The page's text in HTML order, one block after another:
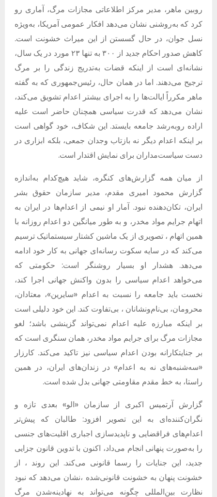
روبین ماهر، مدیر مرکز اطلاعاتی مجازات مرگ، آماری رو
کرد که به‌روشنی نشان می‌دهد افکار عمومی آمریکا، به‌ویژه
نسل جوان، در حال گسستن از این میراث خشونت است.
کاهش صدور احکام جدید از ۳۰۰ به تنها ۲۳ مورد در یک سال،
نشانه‌ای است از اینکه قضات به‌تدریج زندگی را بر مرگ
ترجیح می‌دهند.
اما در همان حال، رئیس‌جمهوری که به گفته
ماهر مکرراً ایالت‌ها را به اجرای بیشتر اعدام تشویق می‌کند،
نشان می‌دهد که قدرت سیاسی همچنان حاضر است علیه
اراده روبه‌رشد جامعه بایستد.
این شکاف، خود گواهی است
بر اینکه اعدام دیگر نه بازتاب وجدان جمعی، بلکه ابزاری در
دست سیاست‌مداران برای نمایش اقتدار است.
از میان همه گزارش‌های کنگره، شاید هیچ‌کدام به‌اندازه
گزارش محمود امیری مقدم، مدیر سازمان حقوق بشر
ایران، تکان‌دهنده نبود.
آمار او نیمی از اعدام‌ها در ایران به
اتهام جرایم مواد مخدر، و به طور میانگین دو اعدام روزانه با
همین اتهام ، تصویری از یک ماشین کشتار سیستماتیک ترسیم
می‌کند که در سایه سکوت رسانه‌ای جهانی به کار خود ادامه
می‌دهد. هشدار او بسیار روشنگر است: حکومتی که
می‌خواهد اعدام سیاسی را بدون واکنش جهانی اجرا کند،
نخست باید جامعه را نسبت به اعدام «سایرین»، معتادان،
محرومان، بی‌نام‌ونشانان ، بی‌تفاوت کند. این خود دلیلی است
بر اینکه مبارزه علیه اعدام نمی‌تواند گزینشی باشد؛ لغو
مجازات مرگ برای جرایم مواد مخدر، همان سنگری است که
بر جنایتکارانه بودن اعدام سیاسی نیز تاکید می‌کند. کارزار
«سه‌شنبه‌های نه به اعدام» در زندان‌های ایران، در همین
راستا، به خط مقدم مقاومتی جهانی بدل شده است.
گزارش آرتمیس اکبری از سازمان « الو» بعدی تازه و
نگران‌کننده‌ای به این تصویر افزود: طالبان که پیش‌تر
اعدام‌های فراقضایی و ناپدیدسازی اجباری اقلیت‌های جنسی
را به‌صورت پنهانی انجام می‌داد، اکنون با تدوین قانون جزایی
جدید، این جنایات را رسما قانونی می‌کند.
این روند ، از
خشونت پنهان به خشونت قانونی‌شده ،نشان می‌دهد که نبود
نظارت بین‌المللی چگونه می‌تواند به نهادینه‌شدن مرگ